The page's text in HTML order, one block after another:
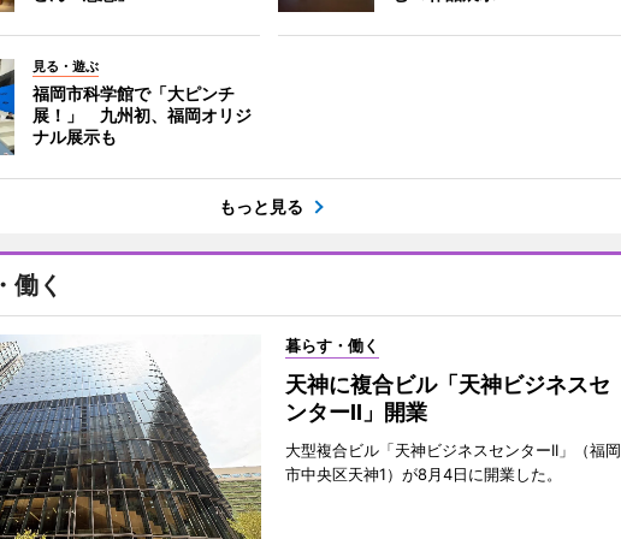
見る・遊ぶ
福岡市科学館で「大ピンチ
展！」 九州初、福岡オリジ
ナル展示も
もっと見る
働く
暮らす・働く
天神に複合ビル「天神ビジネスセ
ンターII」開業
大型複合ビル「天神ビジネスセンターII」（福岡
市中央区天神1）が8月4日に開業した。